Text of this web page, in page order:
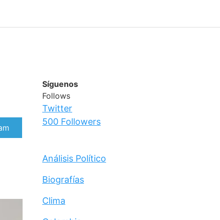
Síguenos
Follows
Twitter
500 Followers
Análisis Político
Biografías
Clima